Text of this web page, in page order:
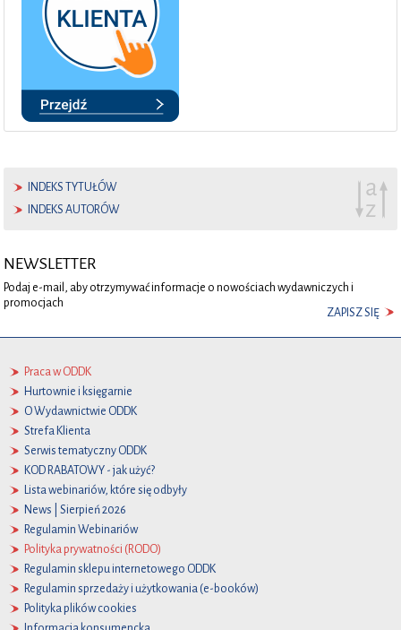
INDEKS TYTUŁÓW
INDEKS AUTORÓW
NEWSLETTER
Podaj e-mail, aby otrzymywać informacje o nowościach wydawniczych i
promocjach
ZAPISZ SIĘ
Praca w ODDK
Hurtownie i księgarnie
O Wydawnictwie ODDK
Strefa Klienta
Serwis tematyczny ODDK
KOD RABATOWY - jak użyć?
Lista webinariów, które się odbyły
News | Sierpień 2026
Regulamin Webinariów
Polityka prywatności (RODO)
Regulamin sklepu internetowego ODDK
Regulamin sprzedaży i użytkowania (e-booków)
Polityka plików cookies